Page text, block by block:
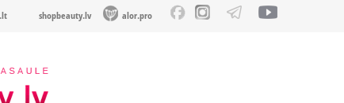
shopbeauty.lv alor.pro